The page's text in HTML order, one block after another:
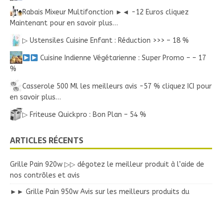
Rabais Mixeur Multifonction ►◄ -12 Euros cliquez
Maintenant pour en savoir plus…
▷ Ustensiles Cuisine Enfant : Réduction >>> – 18 %
Cuisine Indienne Végétarienne : Super Promo – – 17
%
Casserole 500 Ml les meilleurs avis -57 % cliquez ICI pour
en savoir plus…
▷ Friteuse Quickpro : Bon Plan – 54 %
ARTICLES RÉCENTS
Grille Pain 920w ▷▷ dégotez le meilleur produit à l’aide de
nos contrôles et avis
►► Grille Pain 950w Avis sur les meilleurs produits du